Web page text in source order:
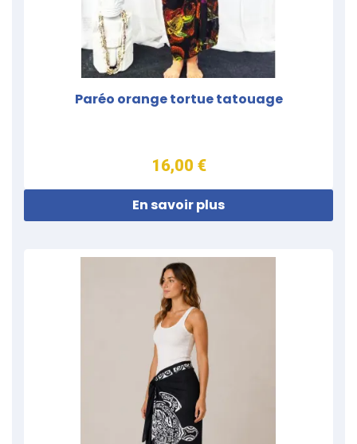
Paréo orange tortue tatouage
16,00 €
En savoir plus